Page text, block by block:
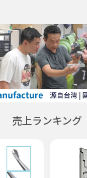
売上ランキング